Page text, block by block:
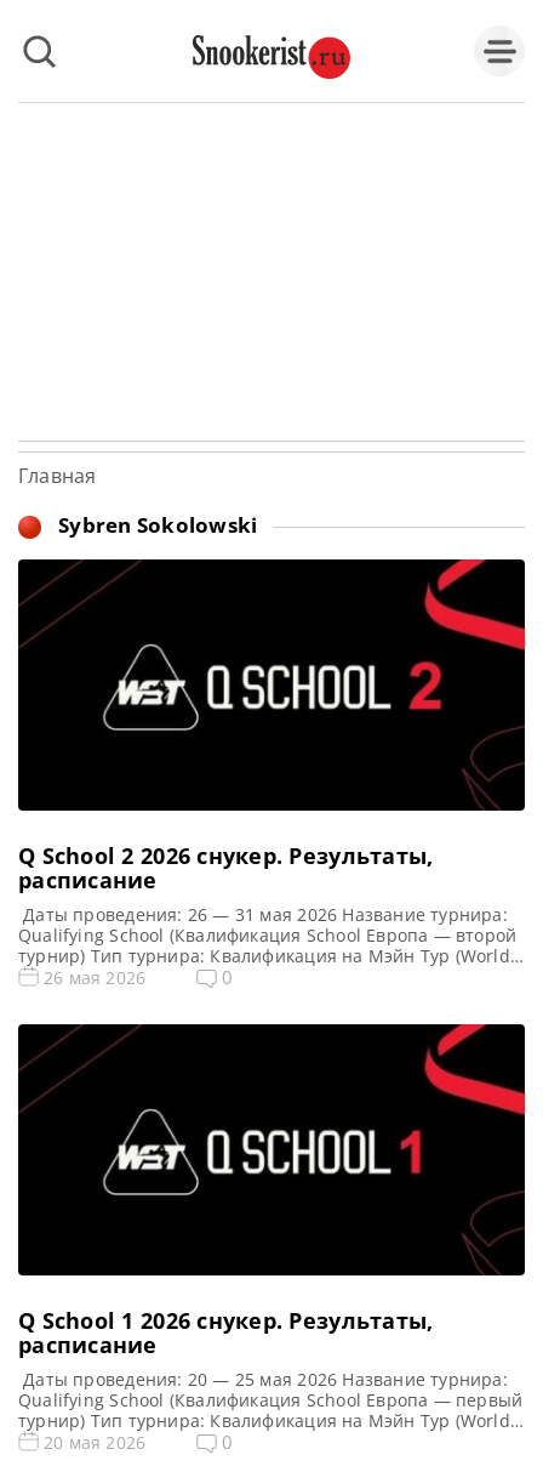
Главная
Sybren Sokolowski
Q School 2 2026 cнукер. Результаты,
расписание
Даты проведения: 26 — 31 мая 2026 Название турнира:
Qualifying School (Квалификация School Европа — второй
турнир) Тип турнира: Квалификация на Мэйн Тур (World
Snooker Tour) Арена: Mattioli Arena Место проведения
разыграно восемь карт World Snooker Tour, а финалисты
(ПОБЕДИТЕЛИ) каждого из […]
26 мая 2026 0
Q School 1 2026 cнукер. Результаты,
расписание
Даты проведения: 20 — 25 мая 2026 Название турнира:
Qualifying School (Квалификация School Европа — первый
турнир) Тип турнира: Квалификация на Мэйн Тур (World
Snooker Tour) Арена: Mattioli Arena Место проведения
20 мая 2026 0